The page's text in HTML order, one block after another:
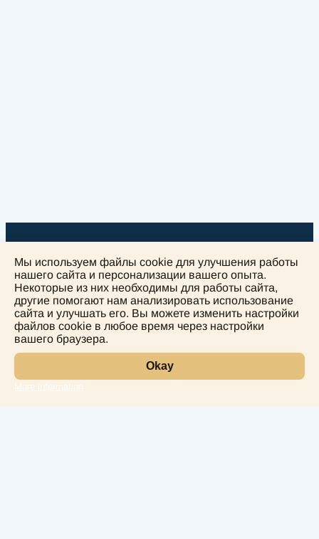
+
Мы используем файлы cookie для улучшения работы
нашего сайта и персонализации вашего опыта.
Некоторые из них необходимы для работы сайта,
другие помогают нам анализировать использование
сайта и улучшать его. Вы можете изменить настройки
файлов cookie в любое время через настройки
вашего браузера.
Okay
More information